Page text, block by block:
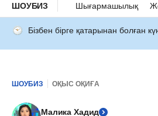
ШОУБИЗ Шығармашылық
Бізбен бірге қатарынан болған
ШОУБИЗ ОҚЫС ОҚИҒА
Малика Хадид